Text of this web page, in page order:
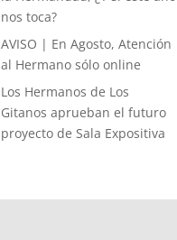
nos toca?
AVISO | En Agosto, Atención
al Hermano sólo online
Los Hermanos de Los
Gitanos aprueban el futuro
proyecto de Sala Expositiva